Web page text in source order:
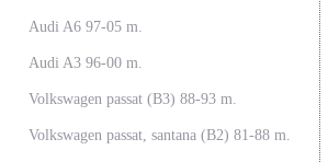
Audi A6 97-05 m.
Audi A3 96-00 m.
Volkswagen passat (B3) 88-93 m.
Volkswagen passat, santana (B2) 81-88 m.